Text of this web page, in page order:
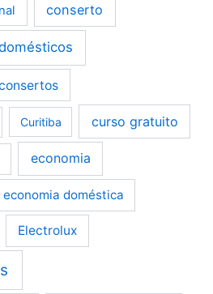
conserto
Curitiba curso gratuito
economia
economia doméstica
Electrolux